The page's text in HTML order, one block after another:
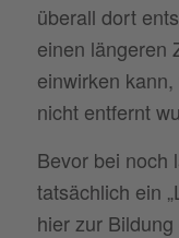
überall dort
einen längeren
einwirken
nicht entfernt
Bevor bei noch
tatsächlich ein
hier zur